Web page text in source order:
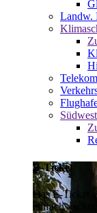
Landw.
E-Ticket
Das E-Ticket
einfach -